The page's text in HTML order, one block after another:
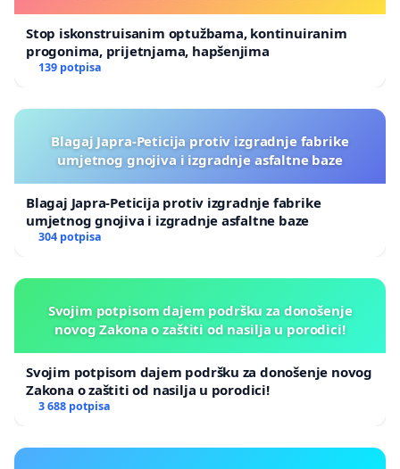
Stop iskonstruisanim optužbama, kontinuiranim
progonima, prijetnjama, hapšenjima
139 potpisa
Blagaj Japra-Peticija protiv izgradnje fabrike
umjetnog gnojiva i izgradnje asfaltne baze
Blagaj Japra-Peticija protiv izgradnje fabrike
umjetnog gnojiva i izgradnje asfaltne baze
304 potpisa
Svojim potpisom dajem podršku za donošenje
novog Zakona o zaštiti od nasilja u porodici!
Svojim potpisom dajem podršku za donošenje novog
Zakona o zaštiti od nasilja u porodici!
3 688 potpisa